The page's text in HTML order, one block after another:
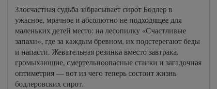
Злосчастная судьба забрасывает сирот Бодлер в
ужасное, мрачное и абсолютно не подходящее для
маленьких детей место: на лесопилку «Счастливые
запахи», где за каждым бревном, их подстерегают беды
и напасти. Жевательная резинка вместо завтрака,
громыхающие, смертельноопасные станки и загадочная
оптиметрия — вот из чего теперь состоит жизнь
бодлеровских сирот.